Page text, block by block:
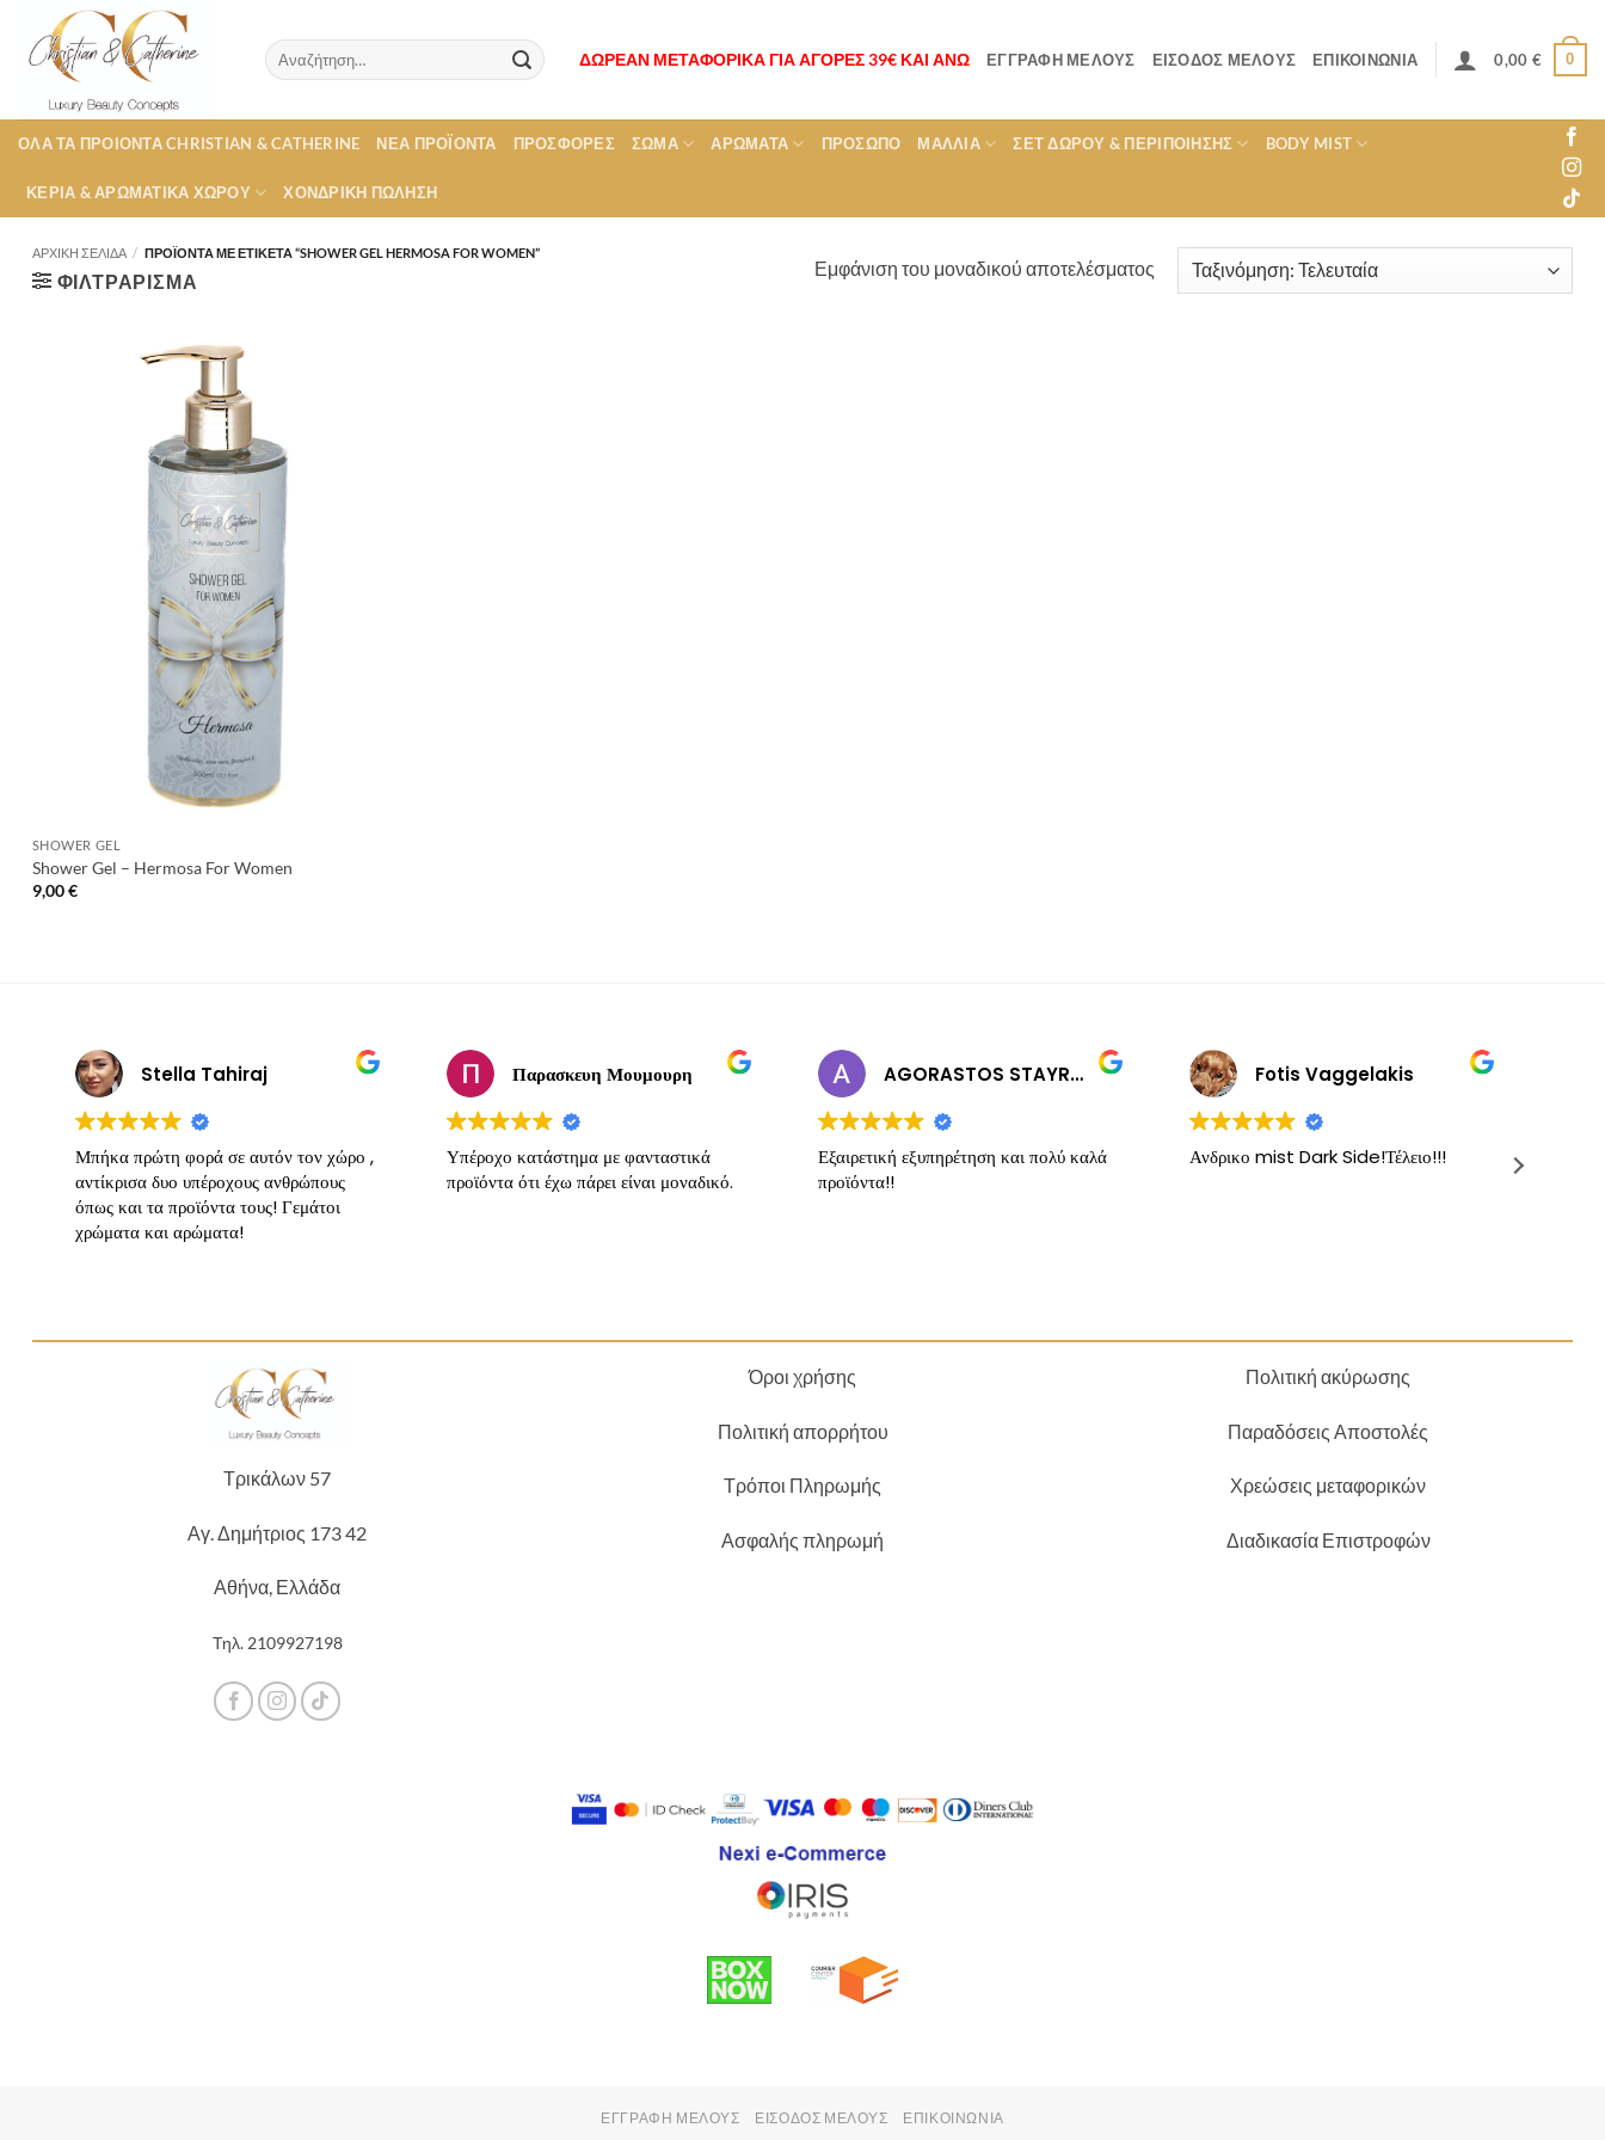
Μετάβαση
περιεχόμενο
Αναζήτηση
για:
ΔΩΡΕΑΝ ΜΕΤΑΦΟΡΙΚΑ ΓΙΑ ΑΓΟΡΕΣ 39€ ΚΑΙ ΑΝΩ ΕΓΓΡΑΦΉ ΜΈΛΟΥΣ ΕΊΣΟΔΟΣ ΜΈΛΟΥΣ ΕΠΙΚΟΙΝΩΝΊΑ 0,00 € 0
ΟΛΑ ΤΑ ΠΡΟΙΟΝΤΑ CHRISTIAN & CATHERINE ΝΕΑ ΠΡΟΪΟΝΤΑ ΠΡΟΣΦΟΡΕΣ ΣΏΜΑ ΑΡΏΜΑΤΑ ΠΡΌΣΩΠΟ ΜΑΛΛΙΆ ΣΕΤ ΔΏΡΟΥ & ΠΕΡΙΠΟΊΗΣΗΣ BODY MIST
ΚΕΡΙΑ & ΑΡΩΜΑΤΙΚΑ ΧΩΡΟΥ ΧΟΝΔΡΙΚΉ ΠΏΛΗΣΗ
ΑΡΧΙΚΉ ΣΕΛΊΔΑ / ΠΡΟΪΌΝΤΑ ΜΕ ΕΤΙΚΈΤΑ “SHOWER GEL HERMOSA FOR WOMEN”
ΦΙΛΤΡΆΡΙΣΜΑ
Εμφάνιση του μοναδικού αποτελέσματος
SHOWER GEL
Shower Gel – Hermosa For Women
9,00€
Stella Tahiraj
Μπήκα πρώτη φορά σε αυτόν τον χώρο ,
αντίκρισα δυο υπέροχους ανθρώπους
όπως και τα προϊόντα τους! Γεμάτοι
χρώματα και αρώματα!
Παρασκευη Μουμουρη
Υπέροχο κατάστημα με φανταστικά
προϊόντα ότι έχω πάρει είναι μοναδικό.
AGORASTOS STAYROS
Εξαιρετική εξυπηρέτηση και πολύ καλά
προϊόντα!!
Fotis Vaggelakis
Ανδρικο mist Dark Side!Τέλειο!!!
Τρικάλων 57
Αγ. Δημήτριος 173 42
Αθήνα, Ελλάδα
Τηλ. 2109927198
Όροι χρήσης
Πολιτική απορρήτου
Τρόποι Πληρωμής
Ασφαλής πληρωμή
Πολιτική ακύρωσης
Παραδόσεις Αποστολές
Χρεώσεις μεταφορικών
Διαδικασία Επιστροφών
ΕΓΓΡΑΦΉ ΜΈΛΟΥΣ ΕΊΣΟΔΟΣ ΜΈΛΟΥΣ ΕΠΙΚΟΙΝΩΝΊΑ